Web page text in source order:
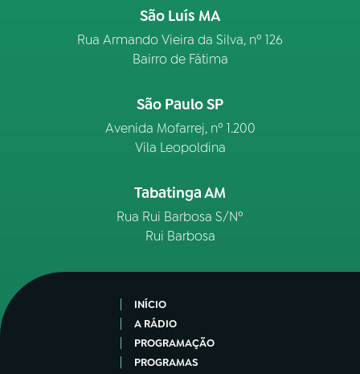
São Luís MA
Rua Armando Vieira da Silva, nº 126
Bairro de Fátima
São Paulo SP
Avenida Mofarrej, nº 1.200
Vila Leopoldina
Tabatinga AM
Rua Rui Barbosa S/Nº
Rui Barbosa
INÍCIO
A RÁDIO
PROGRAMAÇÃO
PROGRAMAS